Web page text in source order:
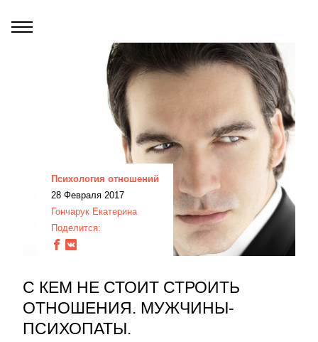
Психология отношений
28 Февраля 2017
Гончарук Екатерина
Поделится:
С КЕМ НЕ СТОИТ СТРОИТЬ
ОТНОШЕНИЯ. МУЖЧИНЫ-
ПСИХОПАТЫ.